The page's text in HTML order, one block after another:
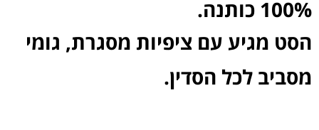
100% כותנה.
הסט מגיע עם ציפיות מסגרת, גומי
מסביב לכל הסדין.